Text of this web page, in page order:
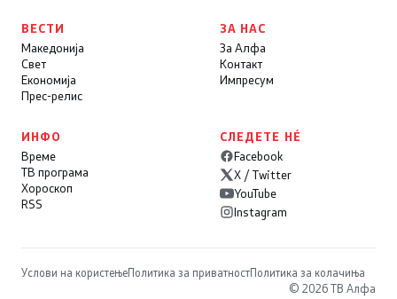
ВЕСТИ
Македонија
Свет
Економија
Прес-релис
ЗА НАС
За Алфа
Контакт
Импресум
ИНФО
Време
ТВ програма
Хороскоп
RSS
СЛЕДЕТЕ НÉ
Facebook
X / Twitter
YouTube
Instagram
Услови на користењеПолитика за приватностПолитика за колачиња
© 2026 ТВ Алфа